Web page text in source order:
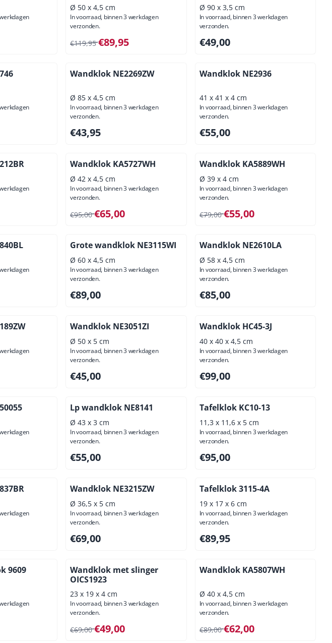
btw: 82,60
Ø 50 x 4,5 cm
In voorraad, binnen 3 werkdagen
verzonden.
Van 119,95 voor 89,95, exclusief btw: 74,34
€119,95€89,95
Ø 90 x 3,5 cm
In voorraad, binnen 3 werkdagen
verzonden.
Prijs: 49,00, exclusief btw: 40,50
€49,00
btw: 49,59
Wandklok NE2269ZW
Ø 85 x 4,5 cm
In voorraad, binnen 3 werkdagen
verzonden.
Prijs: 43,95, exclusief btw: 36,32
€43,95
Wandklok NE2936
41 x 41 x 4 cm
In voorraad, binnen 3 werkdagen
verzonden.
Prijs: 55,00, exclusief btw: 45,45
€55,00
btw: 69,42
Wandklok KA5727WH
Ø 42 x 4,5 cm
In voorraad, binnen 3 werkdagen
verzonden.
Van 95,00 voor 65,00, exclusief btw: 53,72
€95,00€65,00
Wandklok KA5889WH
Ø 39 x 4 cm
In voorraad, binnen 3 werkdagen
verzonden.
Van 79,00 voor 55,00, exclusief
€79,00€55,00
btw: 78,51
Grote wandklok NE3115WI
Ø 60 x 4,5 cm
In voorraad, binnen 3 werkdagen
verzonden.
Prijs: 89,00, exclusief btw: 73,55
€89,00
Wandklok NE2610LA
Ø 58 x 4,5 cm
In voorraad, binnen 3 werkdagen
verzonden.
Prijs: 85,00, exclusief btw: 70,25
€85,00
btw: 39,63
Wandklok NE3051ZI
Ø 50 x 5 cm
In voorraad, binnen 3 werkdagen
verzonden.
Prijs: 45,00, exclusief btw: 37,19
€45,00
Wandklok HC45-3J
40 x 40 x 4,5 cm
In voorraad, binnen 3 werkdagen
verzonden.
Prijs: 99,00, exclusief btw: 81,82
€99,00
btw: 40,50
Lp wandklok NE8141
Ø 43 x 3 cm
In voorraad, binnen 3 werkdagen
verzonden.
Prijs: 55,00, exclusief btw: 45,45
€55,00
Tafelklok KC10-13
11,3 x 11,6 x 5 cm
In voorraad, binnen 3 werkdagen
verzonden.
Prijs: 95,00, exclusief btw: 78,51
€95,00
exclusief btw: 35,54
Wandklok NE3215ZW
Ø 36,5 x 5 cm
In voorraad, binnen 3 werkdagen
verzonden.
Prijs: 69,00, exclusief btw: 57,02
€69,00
Tafelklok 3115-4A
19 x 17 x 6 cm
In voorraad, binnen 3 werkdagen
verzonden.
Prijs: 89,95, exclusief btw: 74,34
€89,95
9609
btw: 77,69
Wandklok met slinger
OICS1923
23 x 19 x 4 cm
In voorraad, binnen 3 werkdagen
verzonden.
Van 69,00 voor 49,00, exclusief btw: 40,50
€69,00€49,00
Wandklok KA5807WH
Ø 40 x 4,5 cm
In voorraad, binnen 3 werkdagen
verzonden.
Van 89,00 voor 62,00, exclusief
€89,00€62,00